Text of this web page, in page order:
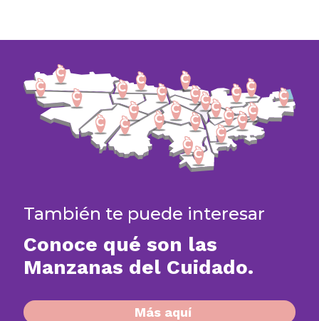
También te puede interesar
Conoce qué son las
Manzanas del Cuidado.
Más aquí